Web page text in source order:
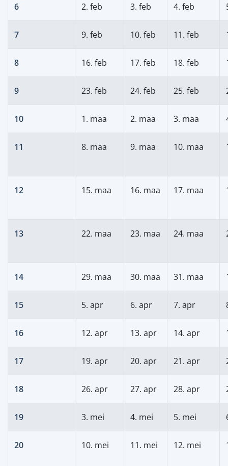
6 2. feb 3. feb 4. feb
7 9. feb 10. feb 11. feb
8 16. feb 17. feb 18. feb
9 23. feb 24. feb 25. feb
10 1. maa 2. maa 3. maa
11 8. maa 9. maa 10. maa
12 15. maa 16. maa 17. maa
13 22. maa 23. maa 24. maa
14 29. maa 30. maa 31. maa
15 5. apr 6. apr 7. apr
16 12. apr 13. apr 14. apr
17 19. apr 20. apr 21. apr
18 26. apr 27. apr 28. apr
19 3. mei 4. mei 5. mei
20 10. mei 11. mei 12. mei